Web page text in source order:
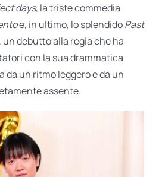
days, la triste commedia
e, in ultimo, lo splendidoPast
debutto alla regia che ha
con la sua drammatica
da un ritmo leggero e da un
assente.